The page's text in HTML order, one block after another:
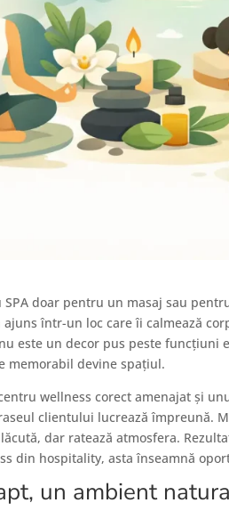
doar pentru un masaj sau
într-un loc care îi calmează
este un decor pus peste funcțiuni
memorabil devine spațiul.
wellness corect amenajat și
clientului lucrează împreună.
dar ratează atmosfera.
din hospitality, asta înseamnă
un ambient